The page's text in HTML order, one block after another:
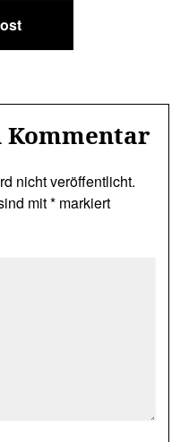
Kommentar
nicht veröffentlicht.
mit*markiert